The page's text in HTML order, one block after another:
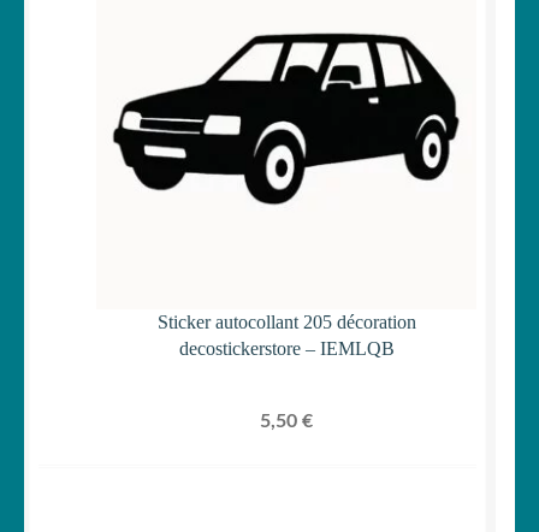
Sticker autocollant 205 décoration
decostickerstore – IEMLQB
5,50 €